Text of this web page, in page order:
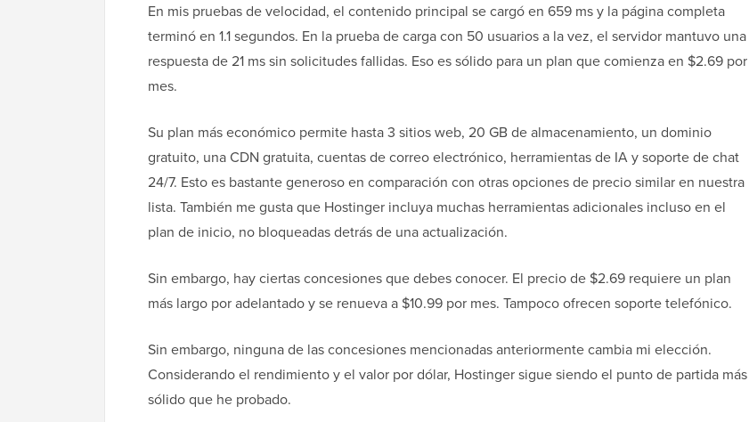
En mis pruebas de velocidad, el contenido principal se cargó en 659 ms y la página completa
terminó en 1.1 segundos. En la prueba de carga con 50 usuarios a la vez, el servidor mantuvo una
respuesta de 21 ms sin solicitudes fallidas. Eso es sólido para un plan que comienza en $2.69 por
mes.
Su plan más económico permite hasta 3 sitios web, 20 GB de almacenamiento, un dominio
gratuito, una CDN gratuita, cuentas de correo electrónico, herramientas de IA y soporte de chat
24/7. Esto es bastante generoso en comparación con otras opciones de precio similar en nuestra
lista. También me gusta que Hostinger incluya muchas herramientas adicionales incluso en el
plan de inicio, no bloqueadas detrás de una actualización.
Sin embargo, hay ciertas concesiones que debes conocer. El precio de $2.69 requiere un plan
más largo por adelantado y se renueva a $10.99 por mes. Tampoco ofrecen soporte telefónico.
Sin embargo, ninguna de las concesiones mencionadas anteriormente cambia mi elección.
Considerando el rendimiento y el valor por dólar, Hostinger sigue siendo el punto de partida más
sólido que he probado.